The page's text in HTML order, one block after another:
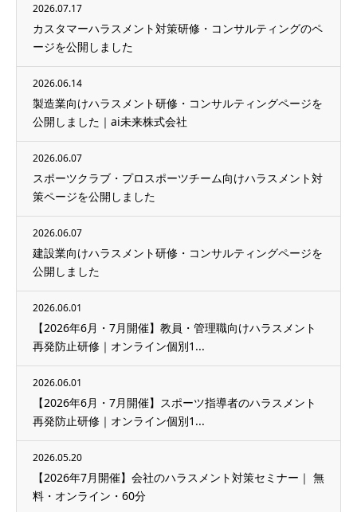
2026.07.17
カスタマーハラスメント対策研修・コンサルティングのペ
ージを公開しました
2026.06.14
製造業向けハラスメント研修・コンサルティングページを
公開しました｜ai未来株式会社
2026.06.07
スポーツクラブ・プロスポーツチーム向けハラスメント対
策ページを公開しました
2026.06.07
建設業向けハラスメント研修・コンサルティングページを
公開しました
2026.06.01
【2026年6月・7月開催】教員・管理職向けハラスメント
再発防止研修｜オンライン個別1...
2026.06.01
【2026年6月・7月開催】スポーツ指導者のハラスメント
再発防止研修｜オンライン個別1...
2026.05.20
【2026年7月開催】会社のハラスメント対策セミナー｜ 無
料・オンライン・60分